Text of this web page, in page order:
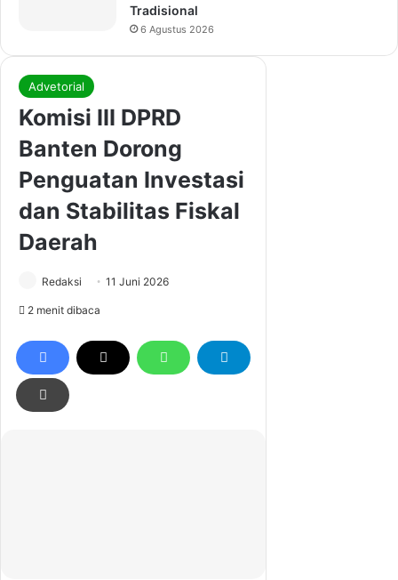
Tradisional
6 Agustus 2026